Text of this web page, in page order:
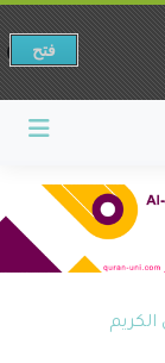
الكريم
فتح